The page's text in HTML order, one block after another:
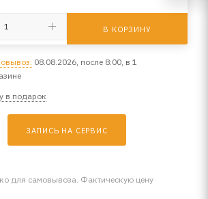
В КОРЗИНУ
08.08.2026, после 8:00, в 1
в подарок
ЗАПИСЬ НА СЕРВИС
для самовывоза. Фактическую цену